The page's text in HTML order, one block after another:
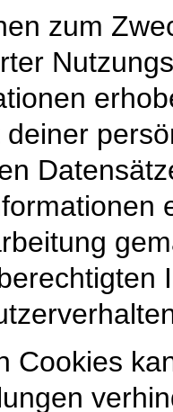
zum
Cookies